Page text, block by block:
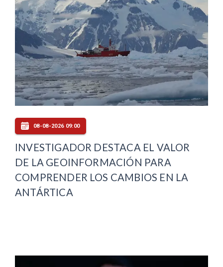
08-08-2026 09:00
INVESTIGADOR DESTACA EL VALOR
DE LA GEOINFORMACIÓN PARA
COMPRENDER LOS CAMBIOS EN LA
ANTÁRTICA